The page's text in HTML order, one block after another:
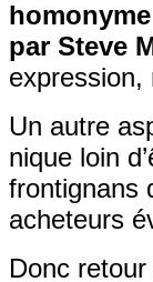
par Steve
Un autre
nique loin
frontignans
acheteurs
Donc